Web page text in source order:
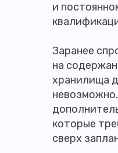
и
Заранее
на
хранилища
которые
сверх